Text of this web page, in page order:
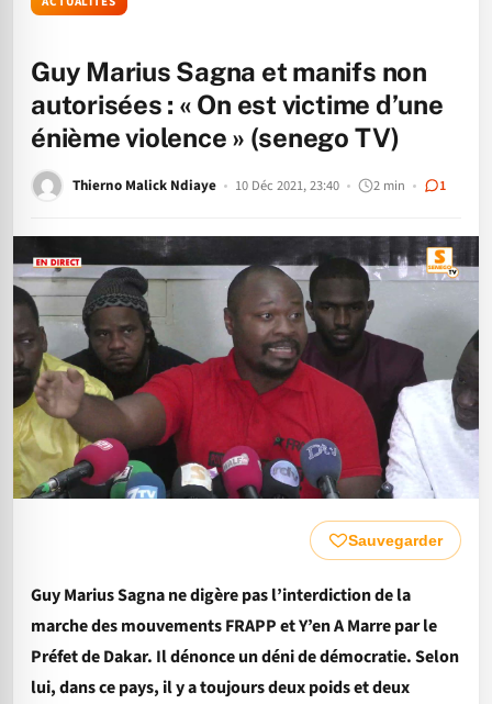
Guy Marius Sagna et manifs non
autorisées : « On est victime d’une
énième violence » (senego TV)
Thierno Malick Ndiaye 10 Déc 2021, 23:40 2 min 1
Sauvegarder
Guy Marius Sagna ne digère pas l’interdiction de la
marche des mouvements FRAPP et Y’en A Marre par le
Préfet de Dakar. Il dénonce un déni de démocratie. Selon
lui, dans ce pays, il y a toujours deux poids et deux